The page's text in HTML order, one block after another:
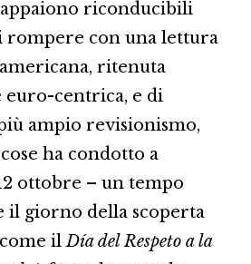
riconducibili
rompere con una lettura
ritenuta
euro-centrica, e di
ampio revisionismo,
ha condotto a
ottobre – un tempo
il giorno della scoperta
come ilDía del Respeto a la